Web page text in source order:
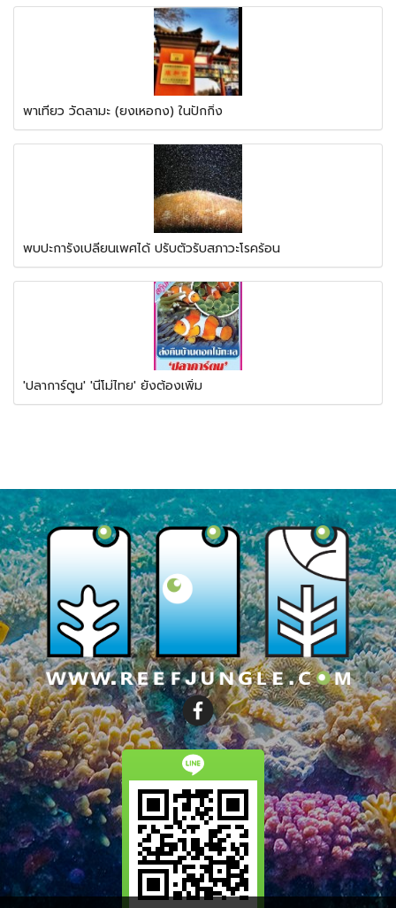
พาเที่ยว วัดลามะ (ยงเหอกง) ในปักกิ่ง
พบปะการังเปลี่ยนเพศได้ ปรับตัวรับสภาวะโรคร้อน
'ปลาการ์ตูน' 'นีโม่ไทย' ยังต้องเพิ่ม